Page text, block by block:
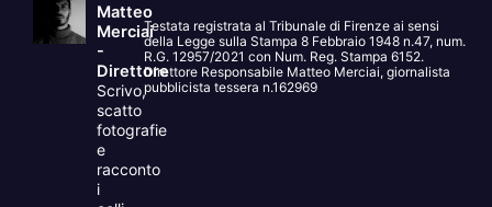
Matteo
Merciai
-
Direttore
Scrivo,
scatto
fotografie
e
racconto
i
Testata registrata al Tribunale di Firenze ai sensi
della Legge sulla Stampa 8 Febbraio 1948 n.47, num.
R.G. 12957/2021 con Num. Reg. Stampa 6152.
Direttore Responsabile Matteo Merciai, giornalista
pubblicista tessera n.162969